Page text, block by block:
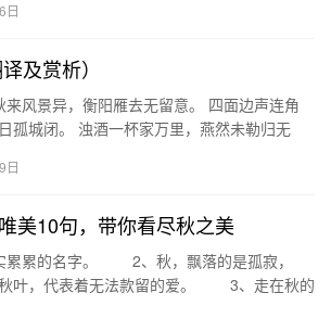
日
及赏析）
风景异，衡阳雁去无留意。 四面边声连角
孤城闭。 浊酒一杯家万里，燕然未勒归无
日
美10句，带你看尽秋之美
累的名字。 2、秋，飘落的是孤寂，
秋叶，代表着无法款留的爱。 3、走在秋的